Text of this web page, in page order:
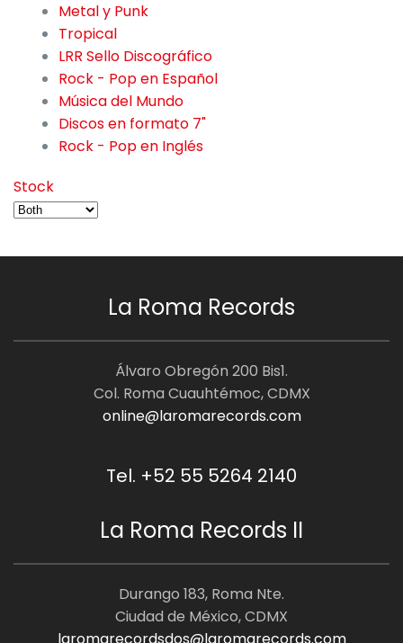
Metal y Punk
Tropical
LRR Sello Discográfico
Rock - Pop en Español
Música del Mundo
Discos en formato 7"
Rock - Pop en Inglés
Stock
La Roma Records
Álvaro Obregón 200 Bis1.
Col. Roma Cuauhtémoc, CDMX
online@laromarecords.com
Tel. +52 55 5264 2140
La Roma Records II
Durango 183, Roma Nte.
Ciudad de México, CDMX